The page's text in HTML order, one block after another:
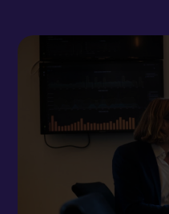
Logga in på Communityn